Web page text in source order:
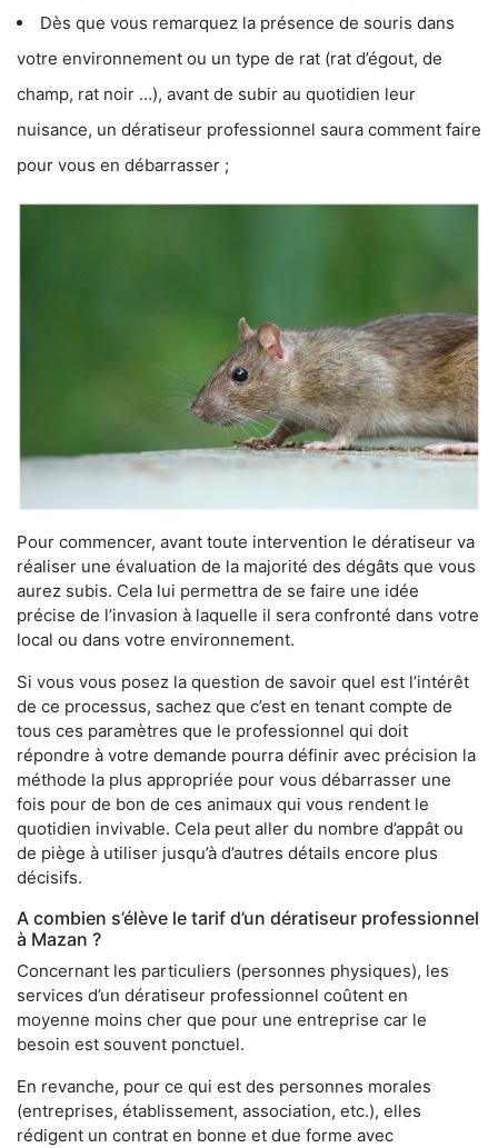
Dès que vous remarquez la présence de souris dans
votre environnement ou un type de rat (rat d’égout, de
champ, rat noir …), avant de subir au quotidien leur
nuisance, un dératiseur professionnel saura comment faire
pour vous en débarrasser ;
Pour commencer, avant toute intervention le dératiseur va
réaliser une évaluation de la majorité des dégâts que vous
aurez subis. Cela lui permettra de se faire une idée
précise de l’invasion à laquelle il sera confronté dans votre
local ou dans votre environnement.
Si vous vous posez la question de savoir quel est l’intérêt
de ce processus, sachez que c’est en tenant compte de
tous ces paramètres que le professionnel qui doit
répondre à votre demande pourra définir avec précision la
méthode la plus appropriée pour vous débarrasser une
fois pour de bon de ces animaux qui vous rendent le
quotidien invivable. Cela peut aller du nombre d’appât ou
de piège à utiliser jusqu’à d’autres détails encore plus
décisifs.
A combien s’élève le tarif d’un dératiseur professionnel
à Mazan ?
Concernant les particuliers (personnes physiques), les
services d’un dératiseur professionnel coûtent en
moyenne moins cher que pour une entreprise car le
besoin est souvent ponctuel.
En revanche, pour ce qui est des personnes morales
(entreprises, établissement, association, etc.), elles
rédigent un contrat en bonne et due forme avec